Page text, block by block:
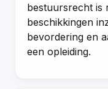
bestuursrecht is
beschikkingen
bevordering en
een opleiding.